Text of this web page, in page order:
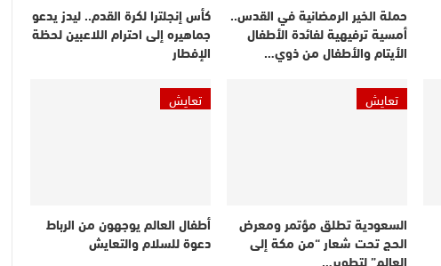
حملة الخير الرمضانية في القدس..
أمسية ترفيهية لفائدة الأطفال
الأيتام والأطفال من ذوي…
كأس إنجلترا لكرة القدم.. ليدز يدعو
جماهيره إلى احترام اللاعبين لحظة
الإفطار
تعايش
السعودية تطلق مؤتمر ومعرض
الحج تحت شعار “من مكة إلى
العالم” لتطوير…
تعايش
أطفال العالم يوجهون من الرباط
دعوة للسلام والتعايش